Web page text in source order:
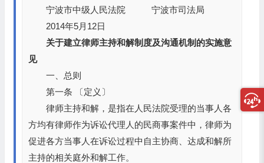
宁波市中级人民法院 宁波市司法局
2014年5月12日
关于建立律师主持和解制度及沟通机制的实施意
见
一、总则
第一条 〔定义〕
律师主持和解，是指在人民法院受理的当事人各
方均有律师作为诉讼代理人的民商事案件中，律师为
促进各方当事人在诉讼过程中自主协商、达成和解所
主持的相关庭外和解工作。